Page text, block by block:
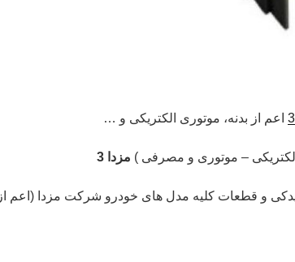
اعم از بدنه، موتوری الکتریکی و …
– موتوری و مصرفی ) مزدا 3
و قطعات کلیه مدل های خودرو شرکت مزدا (اعم از